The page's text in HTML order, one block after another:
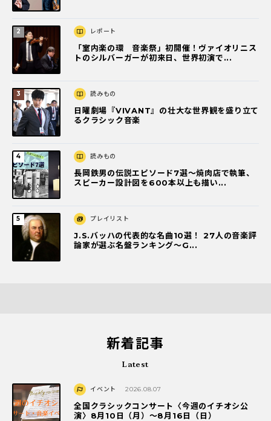
レポート
「室内楽の環 音楽祭」初開催！ヴァイオリニス
トのシルバーガーが初来日、世界初演で...
読みもの
日曜劇場『VIVANT』の壮大な世界観を盛り立て
るクラシック音楽
読みもの
長岡鉄男の伝説エピソード7選〜焼肉店で執筆、
スピーカー設計図を600本以上も描い...
プレイリスト
J.S.バッハの代表的な名曲10選！ 27人の音楽評
論家が選ぶ名盤ランキング〜G...
新着記事
Latest
イベント 2026.08.07
全国クラシックコンサート〈今週のイチオシ公
演〉8月10日（月）～8月16日（日）